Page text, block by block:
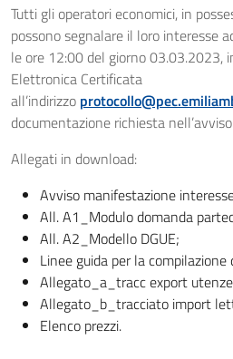
Tutti gli operatori economici, in
possono segnalare il loro interesse
le ore 12:00 del giorno 03.03.2023,
Elettronica Certificata
all’indirizzo
documentazione richiesta
Allegati in download:
Avviso manifestazione
All. A1_Modulo domanda
All. A2_Modello DGUE;
Linee guida per la compilazione
Allegato_a_tracc export
Allegato_b_tracciato import
Elenco prezzi.